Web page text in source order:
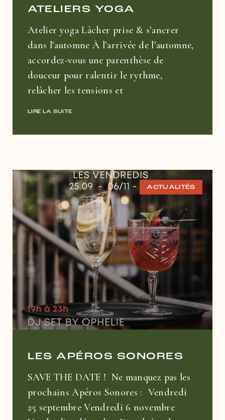
ATELIERS YOGA
Atelier yoga Lâcher prise & s’ancrer
dans l’automne À l’arrivée de l’automne,
accordez-vous une parenthèse de
douceur pour ralentir le rythme,
relâcher les tensions et
LIRE LA SUITE
ACTUALITÉS
LES APÉROS SONORES
SAVE THE DATE ! Ne manquez pas les
prochains Apéros Sonores : Vendredi
25 septembre Vendredi 6 novembre